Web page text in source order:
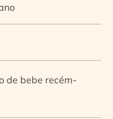
de bebe recém-